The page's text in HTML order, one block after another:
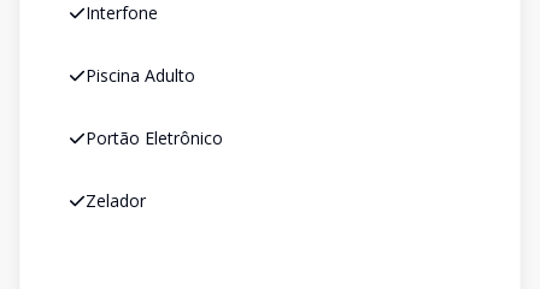
Interfone
Piscina Adulto
Portão Eletrônico
Zelador